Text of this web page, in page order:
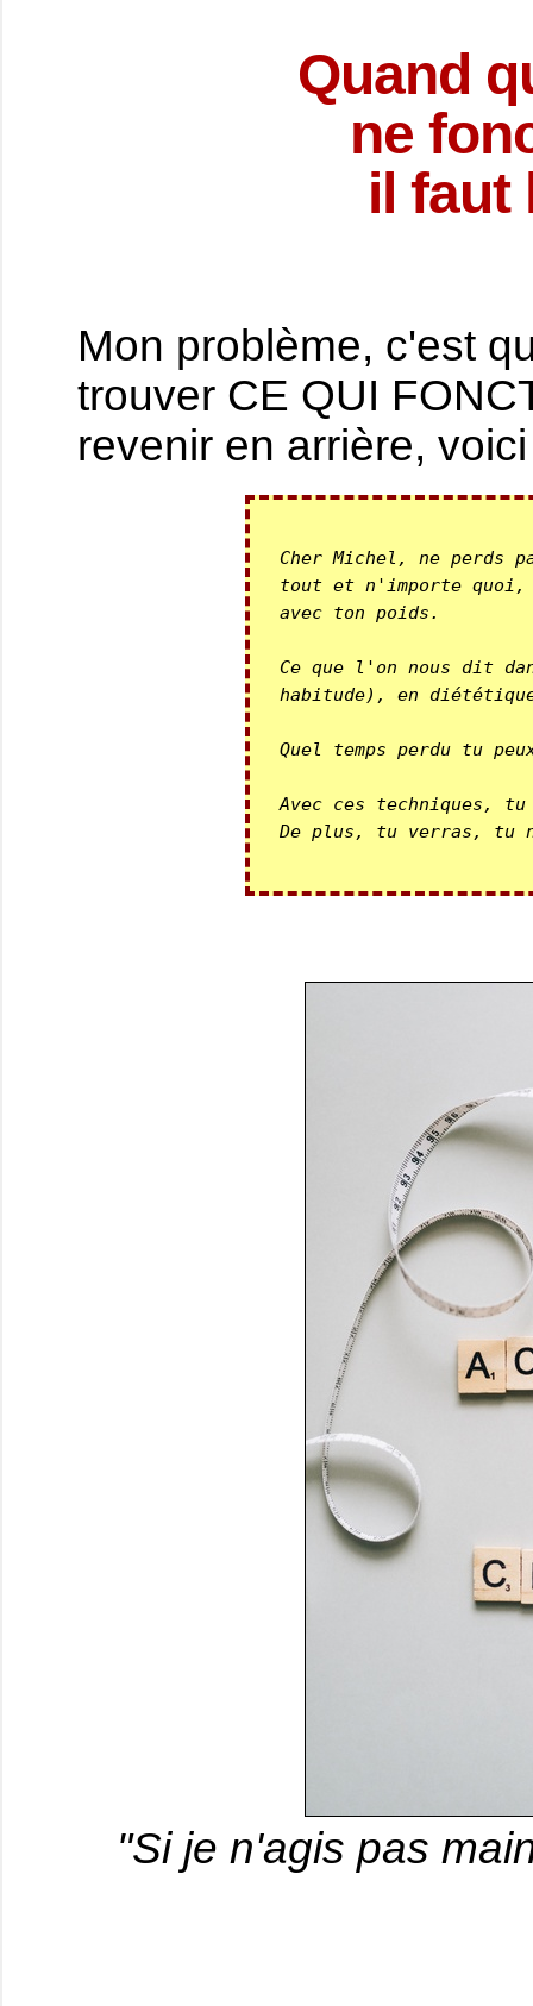
Quand
ne
il faut
Mon problème, c'est
trouver CE QUI
revenir en arrière,
Cher Michel, ne perds
tout et n'importe
avec ton poids.
Ce que l'on nous dit
habitude), en
Quel temps perdu tu
Avec ces techniques,
De plus, tu verras, tu
"Si je n'agis pas